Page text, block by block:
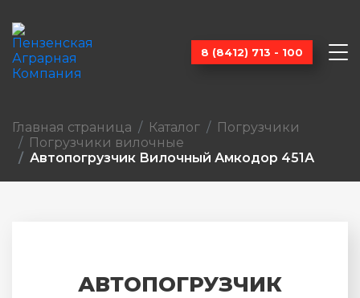
8 (8412) 713 - 100
Главная страница Каталог
Погрузчики
Погрузчики вилочные
Автопогрузчик Вилочный Амкодор 451А
АВТОПОГРУЗЧИК